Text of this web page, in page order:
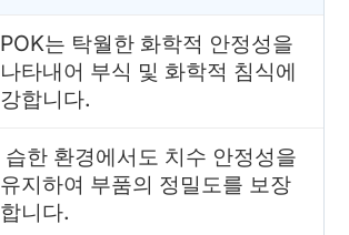
POK는 탁월한 화학적 안정성을
나타내어 부식 및 화학적 침식에
강합니다.
습한 환경에서도 치수 안정성을
유지하여 부품의 정밀도를 보장
합니다.